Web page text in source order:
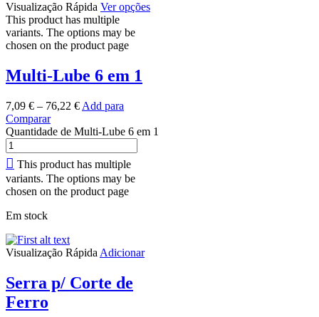
Visualização Rápida Ver opções
This product has multiple
variants. The options may be
chosen on the product page
Multi-Lube 6 em 1
7,09 € – 76,22 € Add para
Comparar
Quantidade de Multi-Lube 6 em 1
This product has multiple
variants. The options may be
chosen on the product page
Em stock
Visualização Rápida Adicionar
Serra p/ Corte de
Ferro